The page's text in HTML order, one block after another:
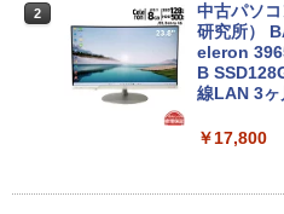
2.6(〜最大
6GB(M.2
あり |
Pro64Bit |
2
中古パソ
研究所）
eleron
B
線LAN 3
￥17,800